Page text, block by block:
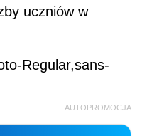
uczniów w
Regular,sans-
AUTOPROMOCJA